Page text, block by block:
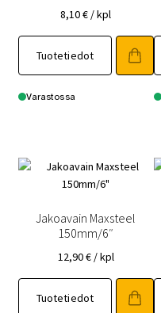
8,10€ / kpl
Tuotetiedot
Varastossa
Jakoavain Maxsteel
150mm/6″
12,90€ / kpl
Tuotetiedot